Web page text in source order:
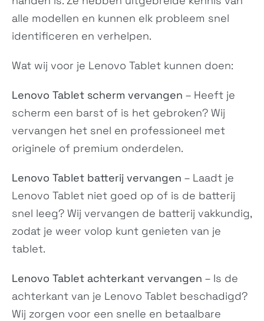
Tab P12
N/A
Legion Y700 (2023)
N/A
Tab M8 (4th Gen) Tab Extreme
Tab M9
N/A
Tab P11 Pro Gen 2
ZAB50194GB,
ZAB50043SE
alle modellen en kunnen elk probleem snel
identificeren en verhelpen.
Wat wij voor je Lenovo Tablet kunnen doen:
Lenovo Tablet scherm vervangen – Heeft je
scherm een barst of is het gebroken? Wij
vervangen het snel en professioneel met
originele of premium onderdelen.
Lenovo Tablet batterij vervangen – Laadt je
Lenovo Tablet niet goed op of is de batterij
snel leeg? Wij vervangen de batterij vakkundig,
zodat je weer volop kunt genieten van je
tablet.
Lenovo Tablet achterkant vervangen – Is de
achterkant van je Lenovo Tablet beschadigd?
Wij zorgen voor een snelle en betaalbare